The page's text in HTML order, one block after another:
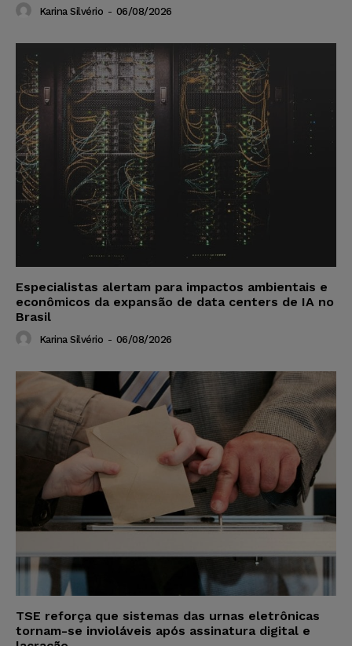
Karina Silvério - 06/08/2026
Especialistas alertam para impactos ambientais e
econômicos da expansão de data centers de IA no
Brasil
Karina Silvério - 06/08/2026
TSE reforça que sistemas das urnas eletrônicas
tornam-se invioláveis após assinatura digital e